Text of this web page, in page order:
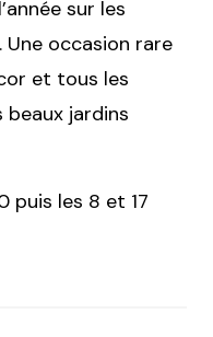
sur les
occasion rare
et tous les
beaux jardins
puis les 8 et 17